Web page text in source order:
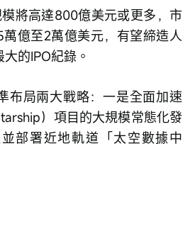
將高達800億美元或更多，市
萬億至2萬億美元，有望締造人
的IPO紀錄。
布局兩大戰略：一是全面加速
）項目的大規模常態化發
部署近地軌道「太空數據中